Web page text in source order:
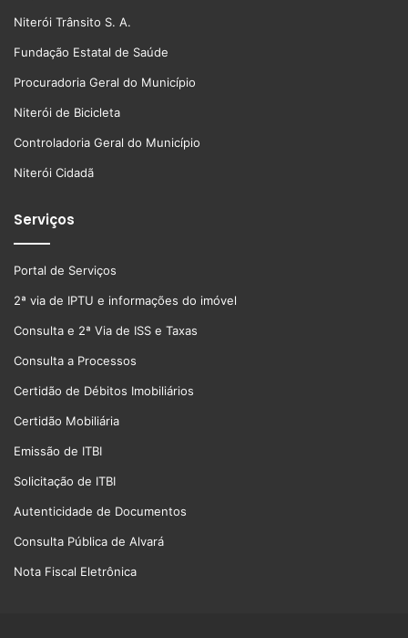
Niterói Trânsito S. A.
Fundação Estatal de Saúde
Procuradoria Geral do Município
Niterói de Bicicleta
Controladoria Geral do Município
Niterói Cidadã
Serviços
Portal de Serviços
2ª via de IPTU e informações do imóvel
Consulta e 2ª Via de ISS e Taxas
Consulta a Processos
Certidão de Débitos Imobiliários
Certidão Mobiliária
Emissão de ITBI
Solicitação de ITBI
Autenticidade de Documentos
Consulta Pública de Alvará
Nota Fiscal Eletrônica